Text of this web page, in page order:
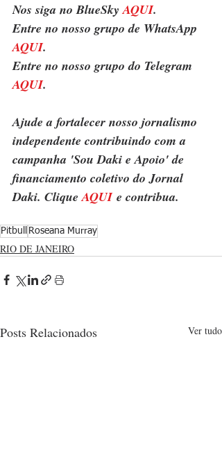
Nos siga no BlueSky AQUI.
Entre no nosso grupo de WhatsApp
AQUI.
Entre no nosso grupo do Telegram
AQUI.
Ajude a fortalecer nosso jornalismo
independente contribuindo com a
campanha 'Sou Daki e Apoio' de
financiamento coletivo do Jornal
Daki. Clique AQUI e contribua.
Pitbull Roseana Murray
RIO DE JANEIRO
Posts Relacionados Ver tudo